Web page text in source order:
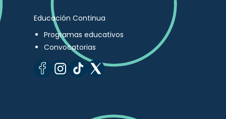
Educación Continua
Programas educativos
Convocatorias